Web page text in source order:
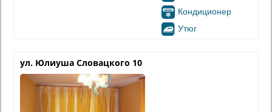
Кондиционер
Утюг
ул. Юлиуша Словацкого 10